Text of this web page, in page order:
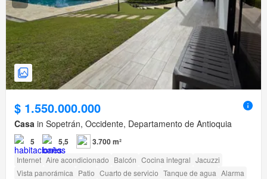
$ 1.550.000.000
Casa in Sopetrán, Occidente, Departamento de Antioquia
5 5,5 3.700 m²
Internet Aire acondicionado Balcón Cocina integral Jacuzzi
Vista panorámica Patio Cuarto de servicio Tanque de agua Alarma